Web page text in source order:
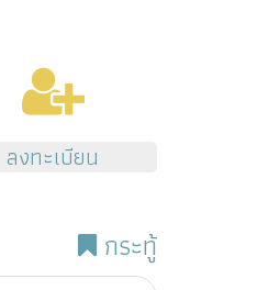
ลงทะเบียน
กระทู้